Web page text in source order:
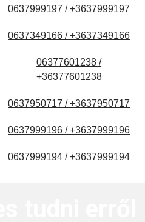
0637999197 / +3637999197
0637349166 / +3637349166
06377601238 /
+36377601238
0637950717 / +3637950717
0637999196 / +3637999196
0637999194 / +3637999194